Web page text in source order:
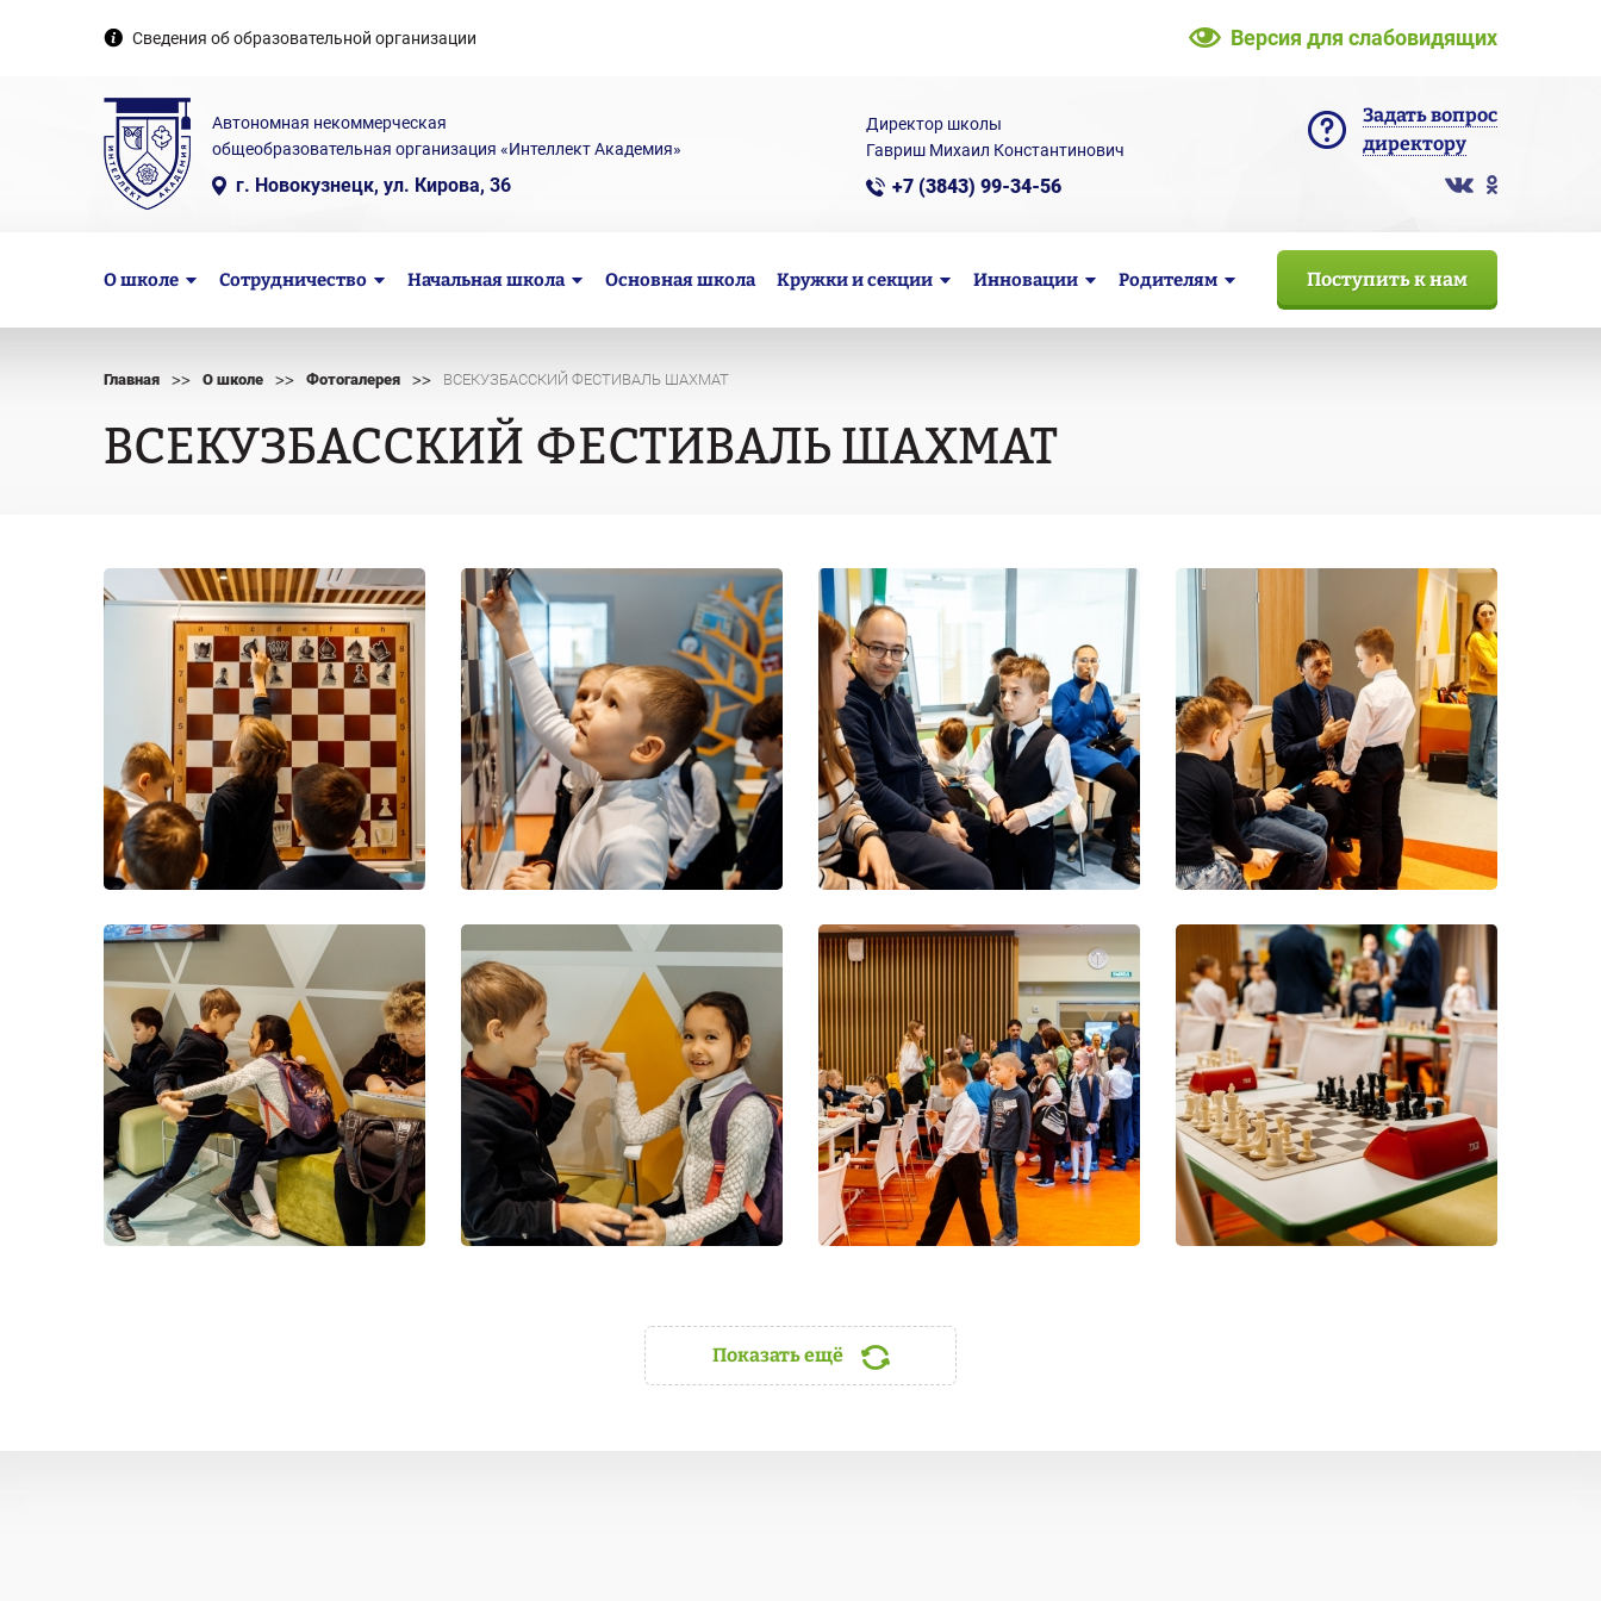
Сведения об образовательной организации Версия для слабовидящих
Автономная некоммерческая
общеобразовательная организация «Интеллект Академия»
г. Новокузнецк, ул. Кирова, 36
Директор школы
Гавриш Михаил Константинович
+7 (3843) 99-34-56
Задать вопрос
директору
О школе Сотрудничество Начальная школа Основная школа Кружки и секции Инновации Родителям Поступить к нам
Главная >> О школе >> Фотогалерея >> ВСЕКУЗБАССКИЙ ФЕСТИВАЛЬ ШАХМАТ
ВСЕКУЗБАССКИЙ ФЕСТИВАЛЬ ШАХМАТ
Показать ещё